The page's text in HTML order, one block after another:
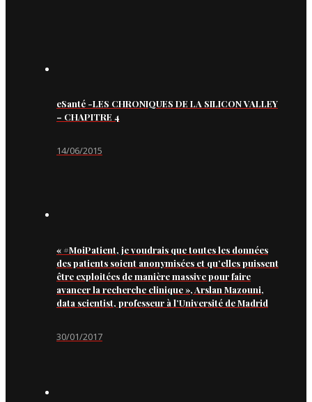
eSanté -LES CHRONIQUES DE LA SILICON VALLEY
– CHAPITRE 4
14/06/2015
« #MoiPatient, je voudrais que toutes les données
des patients soient anonymisées et qu’elles puissent
être exploitées de manière massive pour faire
avancer la recherche clinique », Arslan Mazouni,
data scientist, professeur à l’Université de Madrid
30/01/2017